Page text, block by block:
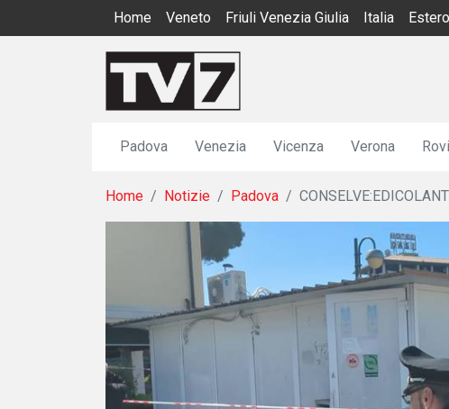
Home Veneto Friuli Venezia Giulia Italia Estero
Padova Venezia Vicenza Verona
Home Notizie Padova